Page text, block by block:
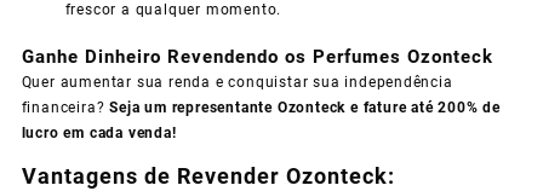
frescor a qualquer momento.
Ganhe Dinheiro Revendendo os Perfumes Ozonteck
Quer aumentar sua renda e conquistar sua independência
financeira?Seja um representante Ozonteck e fature até 200% de
lucro em cada venda!
Vantagens de Revender Ozonteck: